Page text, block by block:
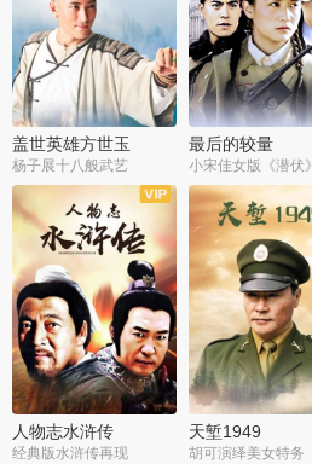
盖世英雄方世玉
杨子展十八般武艺
最后的较量
小宋佳女版《潜伏》
全40集
人物志水浒传
经典版水浒传再现
全30集
天堑1949
胡可演绎美女特务